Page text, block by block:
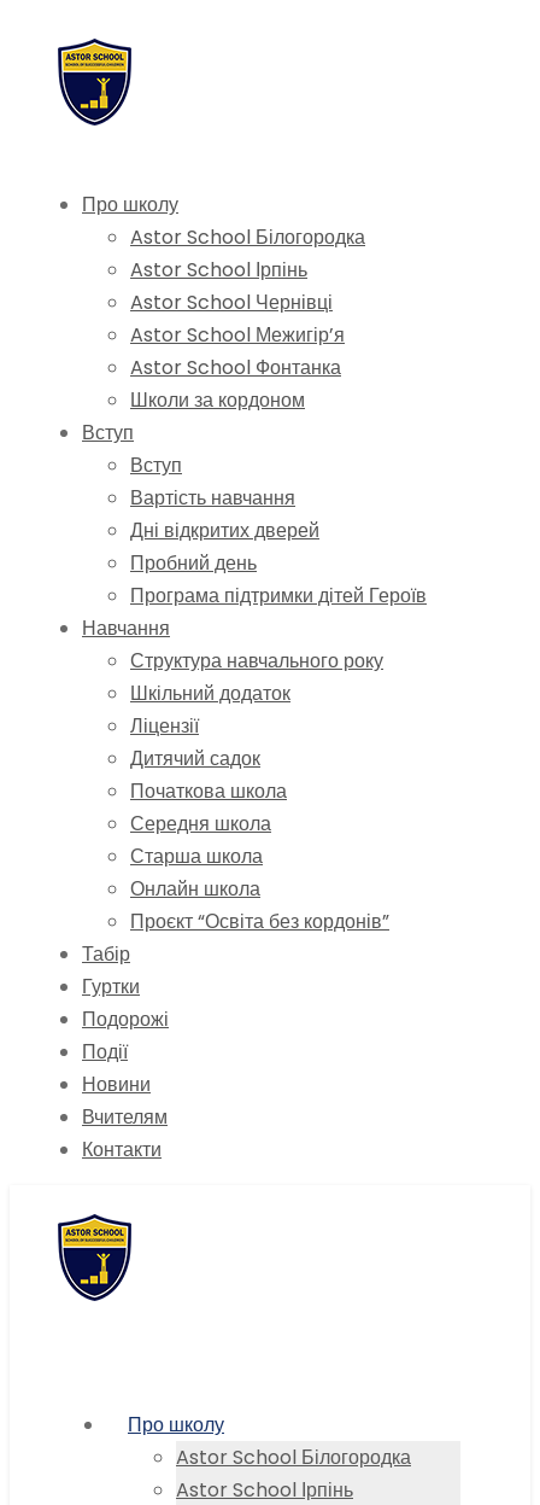
Про школу
Astor School Білогородка
Astor School Ірпінь
Astor School Чернівці
Astor School Межигір’я
Astor School Фонтанка
Школи за кордоном
Вступ
Вступ
Вартість навчання
Дні відкритих дверей
Пробний день
Програма підтримки дітей Героїв
Навчання
Структура навчального року
Шкільний додаток
Ліцензії
Дитячий садок
Початкова школа
Середня школа
Старша школа
Онлайн школа
Проєкт “Освіта без кордонів”
Табір
Гуртки
Подорожі
Події
Новини
Вчителям
Контакти
Про школу
Astor School Білогородка
Astor School Ірпінь